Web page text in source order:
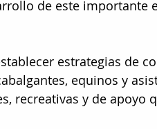
de este importante
estrategias de
equinos y
recreativas y de apoyo